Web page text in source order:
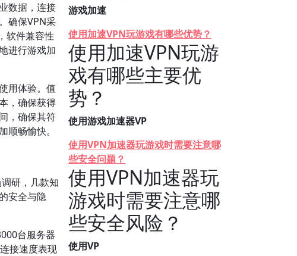
数据，连接
确保VPN采
软件兼容性
进行游戏加
用体验。值
，确保获得
，确保其符
畅愉快。
研，几款知
安全与隐
台服务器
接速度表现
游戏加速
使用加速VPN玩游戏有哪些优势？
使用加速VPN玩游
戏有哪些主要优
势？
使用游戏加速器VP
使用VPN加速器玩游戏时需要注意哪
些安全问题？
使用VPN加速器玩
游戏时需要注意哪
些安全风险？
使用VP